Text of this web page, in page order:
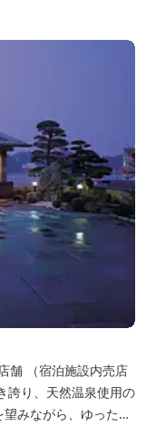
舗 （宿泊施設内売店
誇り、天然温泉使用の
みながら、ゆったり